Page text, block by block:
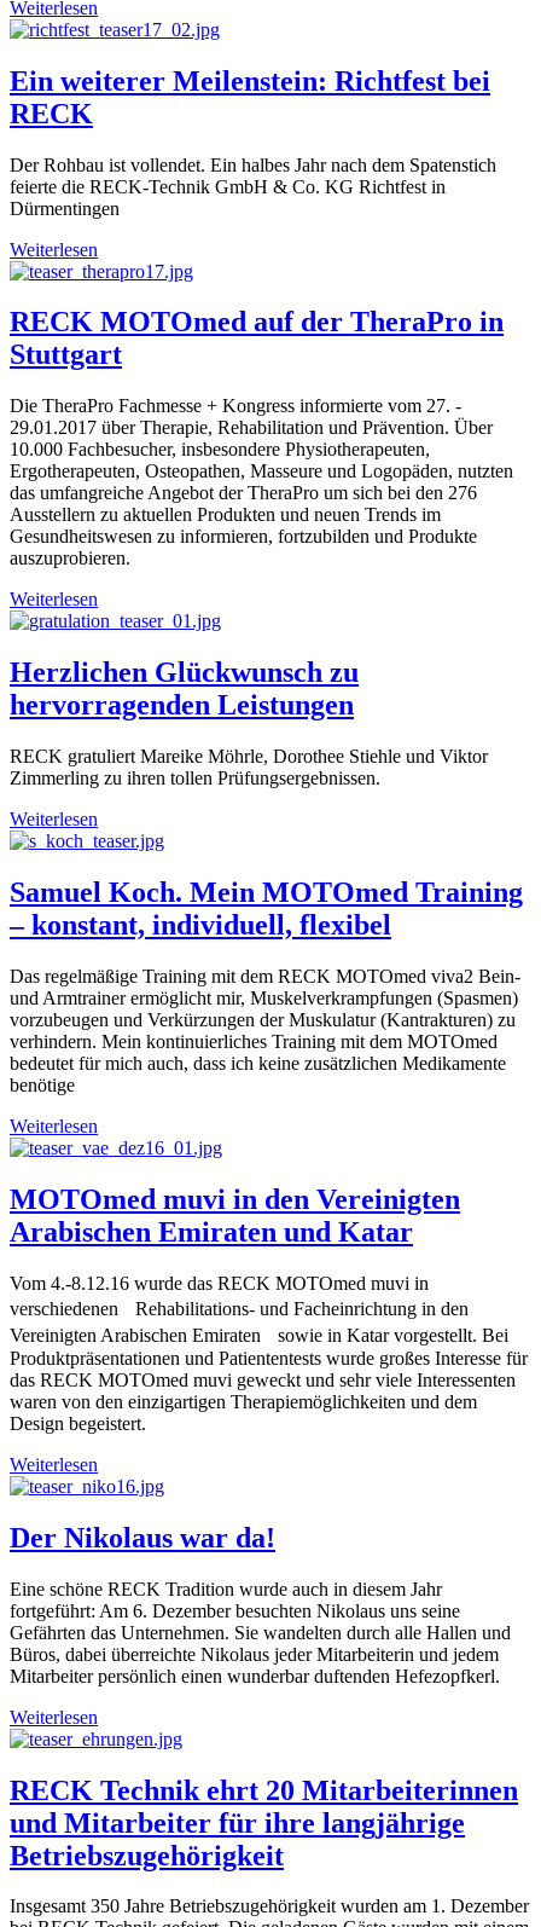
Weiterlesen
Ein weiterer Meilenstein: Richtfest bei
RECK
Der Rohbau ist vollendet. Ein halbes Jahr nach dem Spatenstich
feierte die RECK-Technik GmbH & Co. KG Richtfest in
Dürmentingen
Weiterlesen
RECK MOTOmed auf der TheraPro in
Stuttgart
Die TheraPro Fachmesse + Kongress informierte vom 27. -
29.01.2017 über Therapie, Rehabilitation und Prävention. Über
10.000 Fachbesucher, insbesondere Physiotherapeuten,
Ergotherapeuten, Osteopathen, Masseure und Logopäden, nutzten
das umfangreiche Angebot der TheraPro um sich bei den 276
Ausstellern zu aktuellen Produkten und neuen Trends im
Gesundheitswesen zu informieren, fortzubilden und Produkte
auszuprobieren.
Weiterlesen
Herzlichen Glückwunsch zu
hervorragenden Leistungen
RECK gratuliert Mareike Möhrle, Dorothee Stiehle und Viktor
Zimmerling zu ihren tollen Prüfungsergebnissen.
Weiterlesen
Samuel Koch. Mein MOTOmed Training
– konstant, individuell, flexibel
Das regelmäßige Training mit dem RECK MOTOmed viva2 Bein-
und Armtrainer ermöglicht mir, Muskelverkrampfungen (Spasmen)
vorzubeugen und Verkürzungen der Muskulatur (Kantrakturen) zu
verhindern. Mein kontinuierliches Training mit dem MOTOmed
bedeutet für mich auch, dass ich keine zusätzlichen Medikamente
benötige
Weiterlesen
MOTOmed muvi in den Vereinigten
Arabischen Emiraten und Katar
Vom 4.-8.12.16 wurde das RECK MOTOmed muvi in
verschiedenen Rehabilitations- und Facheinrichtung in den
Vereinigten Arabischen Emiraten sowie in Katar vorgestellt. Bei
Produktpräsentationen und Patiententests wurde großes Interesse für
das RECK MOTOmed muvi geweckt und sehr viele Interessenten
waren von den einzigartigen Therapiemöglichkeiten und dem
Design begeistert.
Weiterlesen
Der Nikolaus war da!
Eine schöne RECK Tradition wurde auch in diesem Jahr
fortgeführt: Am 6. Dezember besuchten Nikolaus uns seine
Gefährten das Unternehmen. Sie wandelten durch alle Hallen und
Büros, dabei überreichte Nikolaus jeder Mitarbeiterin und jedem
Mitarbeiter persönlich einen wunderbar duftenden Hefezopfkerl.
Weiterlesen
RECK Technik ehrt 20 Mitarbeiterinnen
und Mitarbeiter für ihre langjährige
Betriebszugehörigkeit
Insgesamt 350 Jahre Betriebszugehörigkeit wurden am 1. Dezember